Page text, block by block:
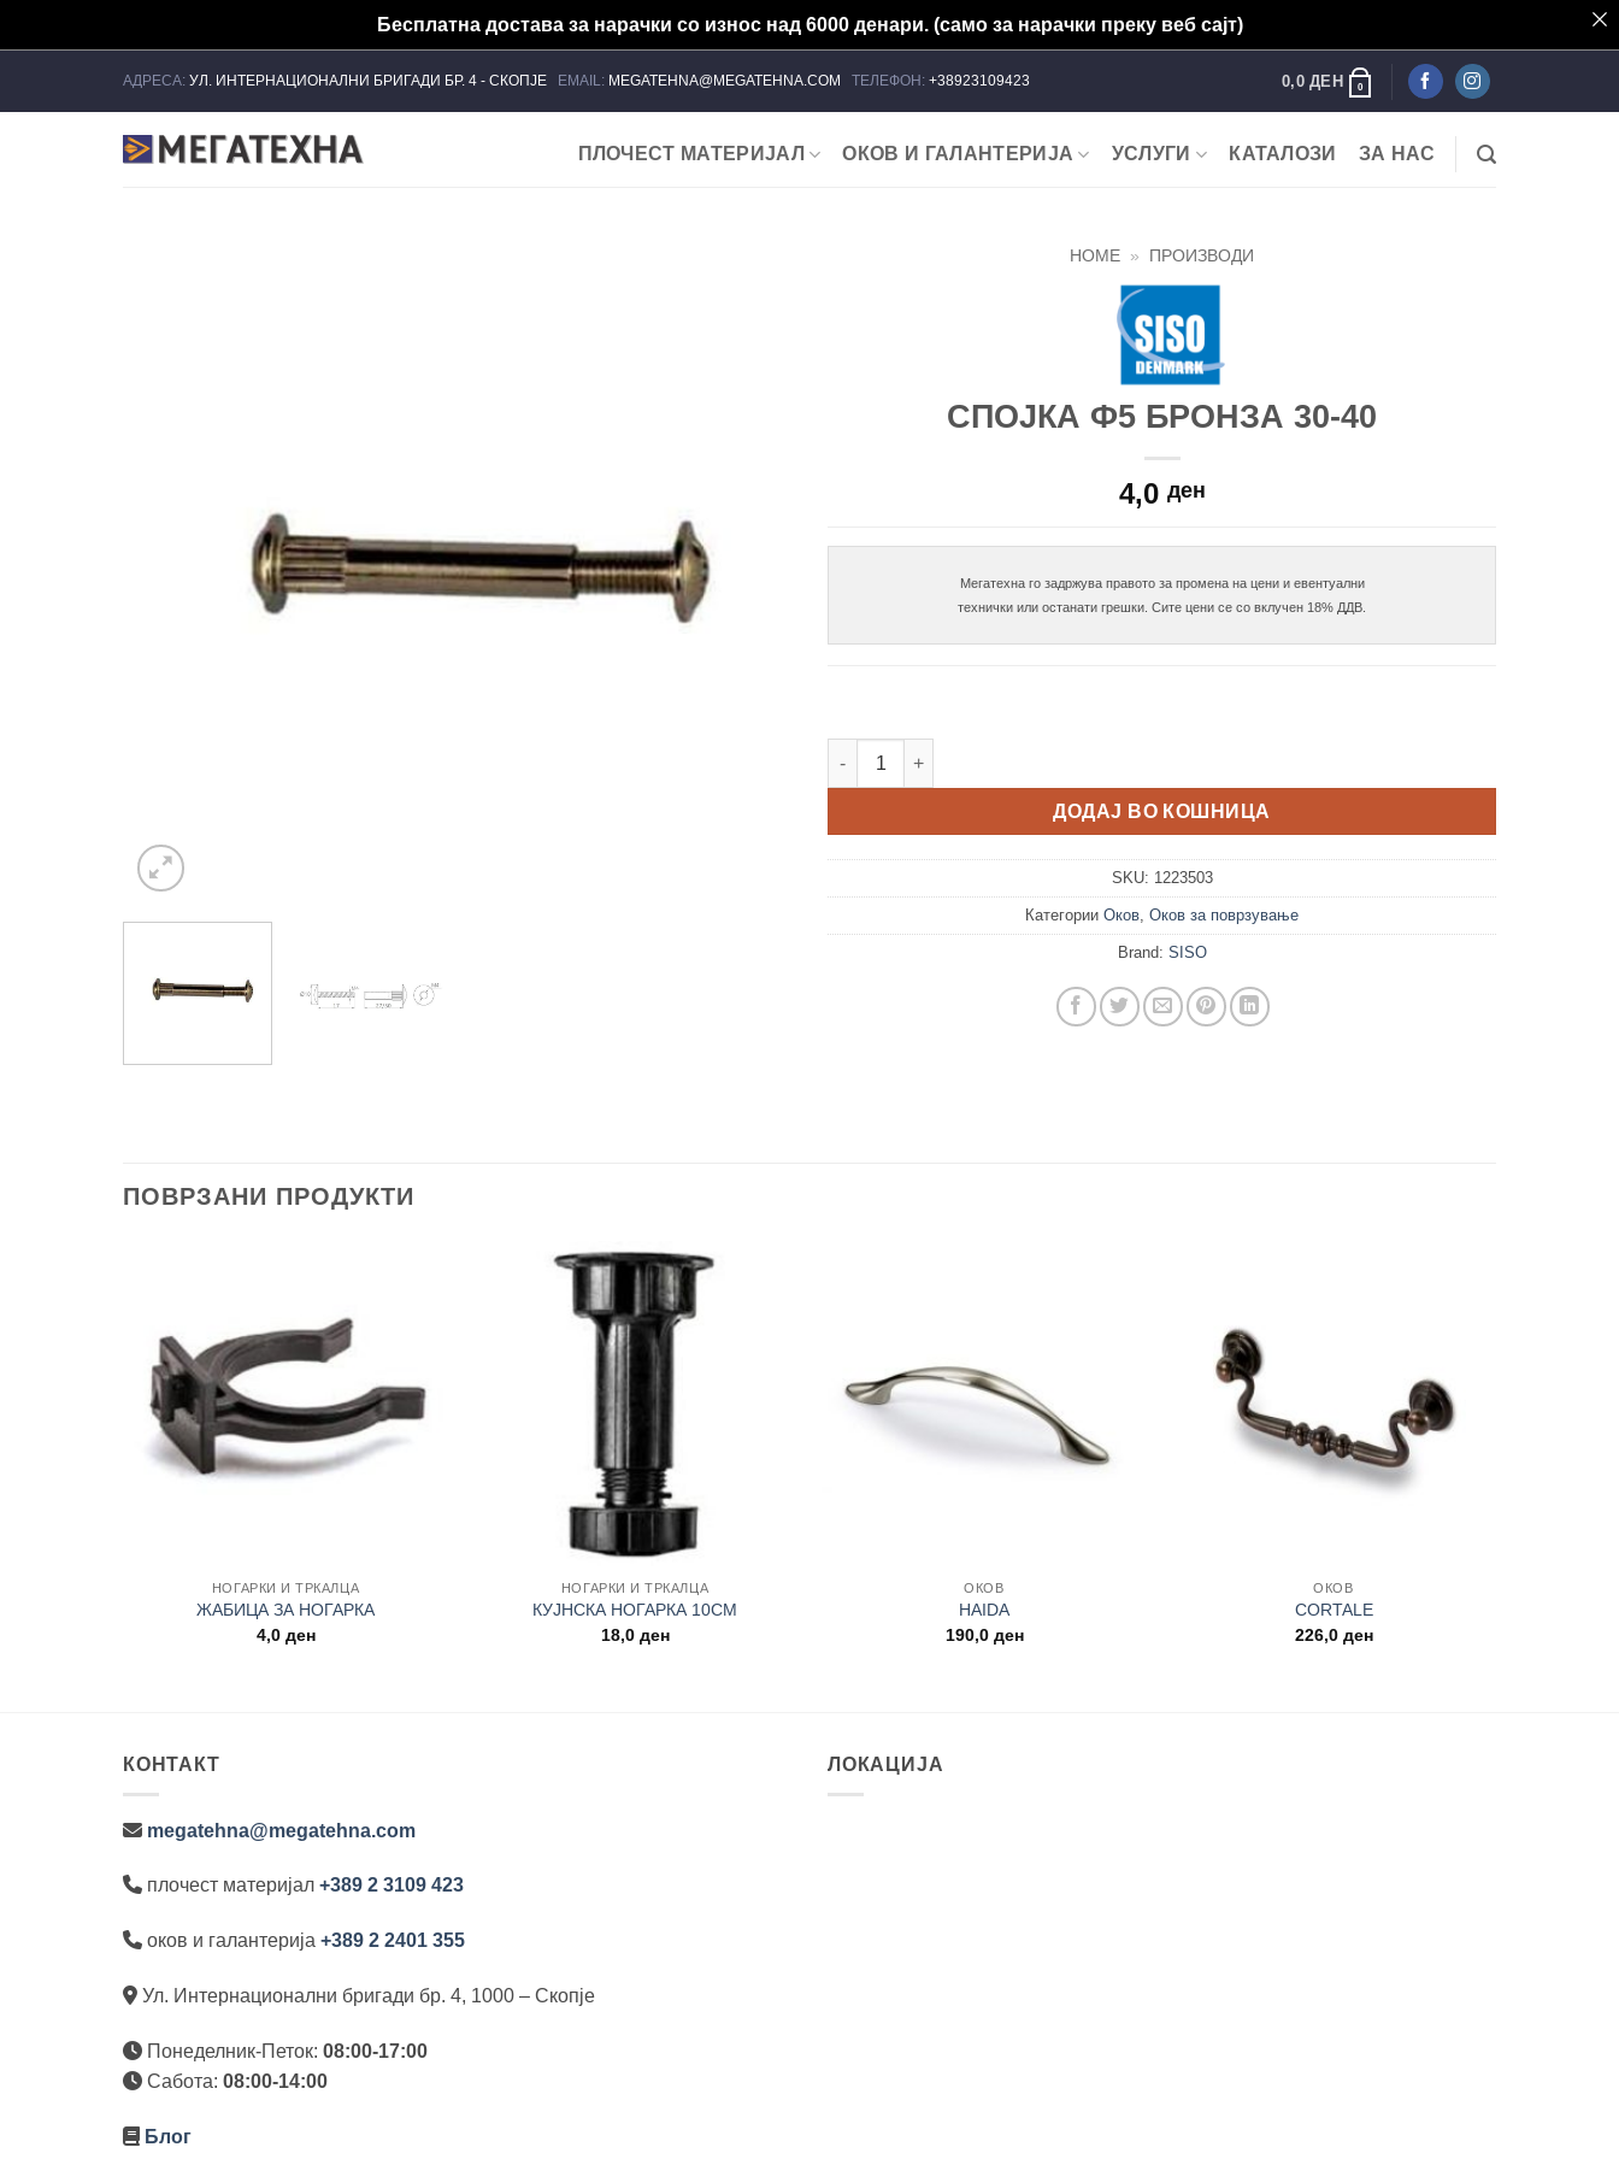
Бесплатна достава за нарачки со износ над 6000 денари. (само за нарачки преку веб сајт)
АДРЕСА: УЛ. ИНТЕРНАЦИОНАЛНИ БРИГАДИ БР. 4 - СКОПЈЕ EMAIL: MEGATEHNA@MEGATEHNA.COM ТЕЛЕФОН: +38923109423 0,0ДЕН 0
ПЛОЧЕСТ МАТЕРИЈАЛ ОКОВ И ГАЛАНТЕРИЈА УСЛУГИ КАТАЛОЗИ ЗА НАС
HOME » ПРОИЗВОДИ
СПОЈКА Ф5 БРОНЗА 30-40
4,0 ден
Мегатехна го задржува правото за промена на цени и евентуални
Спојка Ф5 бронза 30-40 количина
ДОДАЈ ВО КОШНИЦА
SKU: 1223503
Категории Оков, Оков за поврзување
Brand: SISO
ПОВРЗАНИ ПРОДУКТИ
НОГАРКИ И ТРКАЛЦА
ЖАБИЦА ЗА НОГАРКА
4,0 ден
НОГАРКИ И ТРКАЛЦА
КУЈНСКА НОГАРКА 10CM
18,0 ден
ОКОВ
HAIDA
190,0 ден
ОКОВ
CORTALE
226,0 ден
КОНТАКТ
megatehna@megatehna.com
плочест материјал +389 2 3109 423
оков и галантерија +389 2 2401 355
Ул. Интернационални бригади бр. 4, 1000 – Скопје
Понеделник-Петок: 08:00-17:00
Сабота: 08:00-14:00
Блог
ЛОКАЦИЈА